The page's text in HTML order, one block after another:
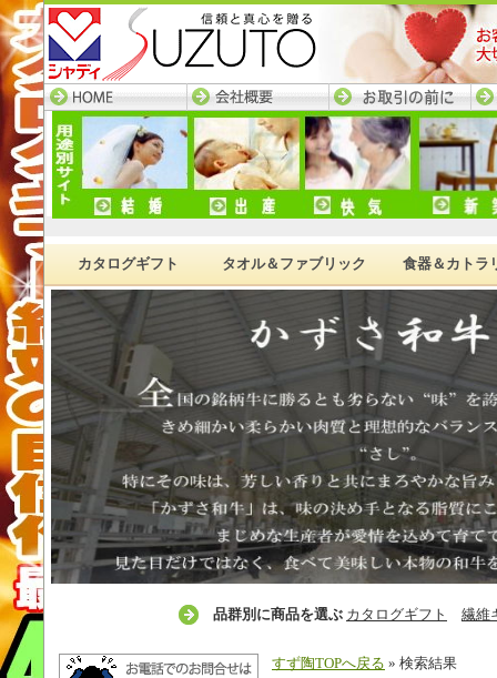
HOME─すず陶トップ
ページ
会社概要 お取引の前に ネ
カタログギフト タオル＆ファブリック 食器＆カトラ
品群別に商品を選ぶ カタログギフト 繊維
すず陶TOPへ戻る » 検索結果